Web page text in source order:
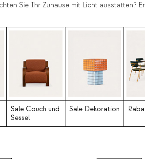
Sie Ihr Zuhause mit Licht ausstatten?
In unserem Online-
Sale Couch und
Sessel
Sale Dekoration